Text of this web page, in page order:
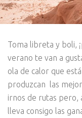
Toma libreta y boli,
verano te van a
ola de calor que
produzcan las
irnos de rutas pero,
lleva consigo las